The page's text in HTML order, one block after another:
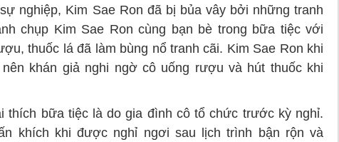
nghiệp, Kim Sae Ron đã bị bủa vây bởi những tranh
chụp Kim Sae Ron cùng bạn bè trong bữa tiệc với
thuốc lá đã làm bùng nổ tranh cãi. Kim Sae Ron khi
khán giả nghi ngờ cô uống rượu và hút thuốc khi
thích bữa tiệc là do gia đình cô tổ chức trước kỳ nghỉ.
khích khi được nghỉ ngơi sau lịch trình bận rộn và